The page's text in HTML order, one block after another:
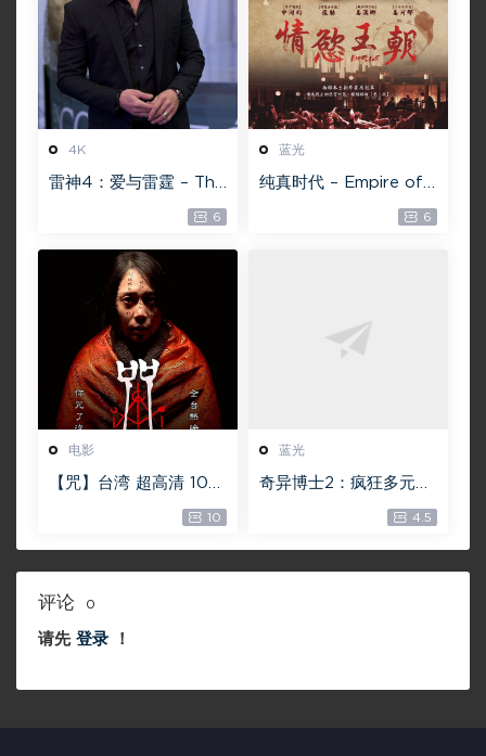
4K
雷神4：爱与雷霆 – Tho
20.4GB [115网盘下载]
6
蓝光
纯真时代 – Empire of
GB ISO【115网盘专用
6
电影
【咒】台湾 超高清 108
网目前最清晰版本】
10
蓝光
奇异博士2：疯狂多元宇
Doctor Strange in th
e Multiverse of Madn
ess 60GB
4.5
评论 0
请先 登录 ！